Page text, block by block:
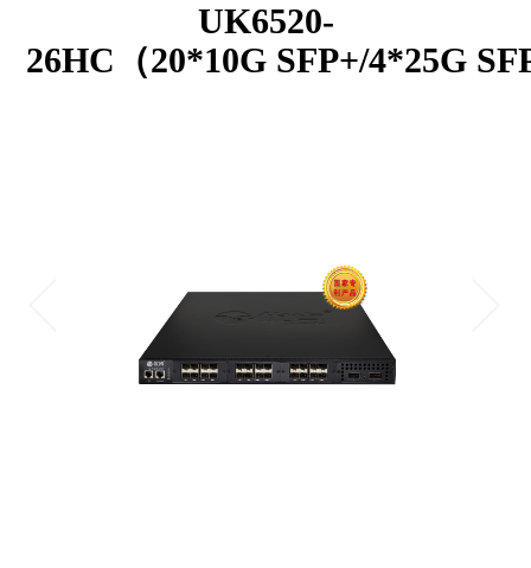
UK6520-
26HC（20*10G SFP+/4*25G